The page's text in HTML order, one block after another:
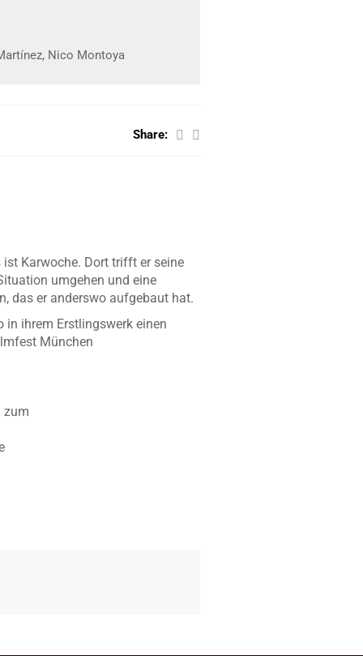
Nico Montoya
Share:
Karwoche. Dort trifft er seine
umgehen und eine
das er anderswo aufgebaut hat.
in ihrem Erstlingswerk einen
München
zum